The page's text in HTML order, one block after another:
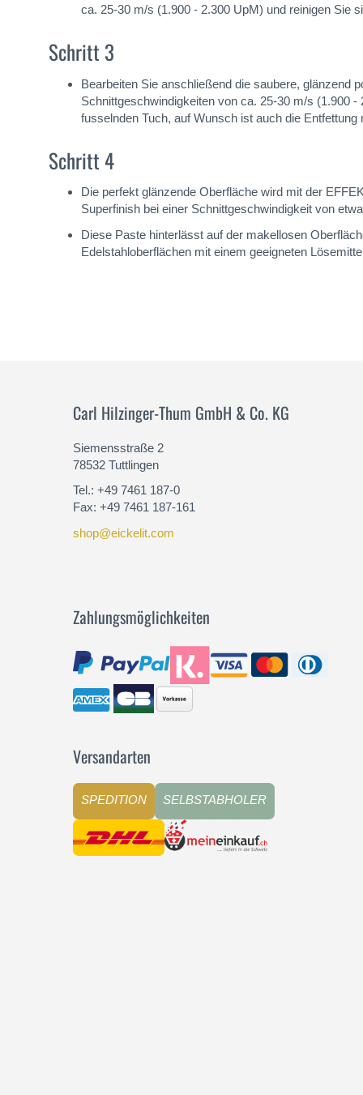
ca. 25-30 m/s (1.900 - 2.300 UpM) und reinigen Sie
Schritt 3
Bearbeiten Sie anschließend die saubere, glänzend
Schnittgeschwindigkeiten von ca. 25-30 m/s (1.900
fusselnden Tuch, auf Wunsch ist auch die
Schritt 4
Die perfekt glänzende Oberfläche wird mit der
Superfinish bei einer Schnittgeschwindigkeit von
Diese Paste hinterlässt auf der makellosen
Edelstahloberflächen mit einem geeigneten
Carl Hilzinger-Thum GmbH & Co. KG
Siemensstraße 2
78532 Tuttlingen
Tel.: +49 7461 187-0
Fax: +49 7461 187-161
shop@eickelit.com
Zahlungsmöglichkeiten
Versandarten
SPEDITION SELBSTABHOLER